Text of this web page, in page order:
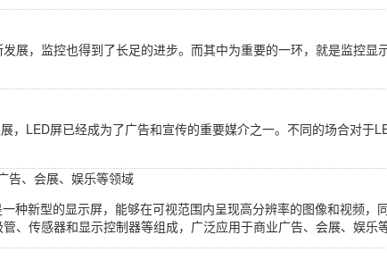
展，监控也得到了长足的进步。而其中为重要的一环，就是监控显
，LED屏已经成为了广告和宣传的重要媒介之一。不同的场合对于
告、会展、娱乐等领域
种新型的显示屏，能够在可视范围内呈现高分辨率的图像和视频，
、传感器和显示控制器等组成，广泛应用于商业广告、会展、娱乐